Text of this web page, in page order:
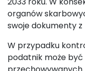
organów
swoje dokumenty z
W przypadku
podatnik może być